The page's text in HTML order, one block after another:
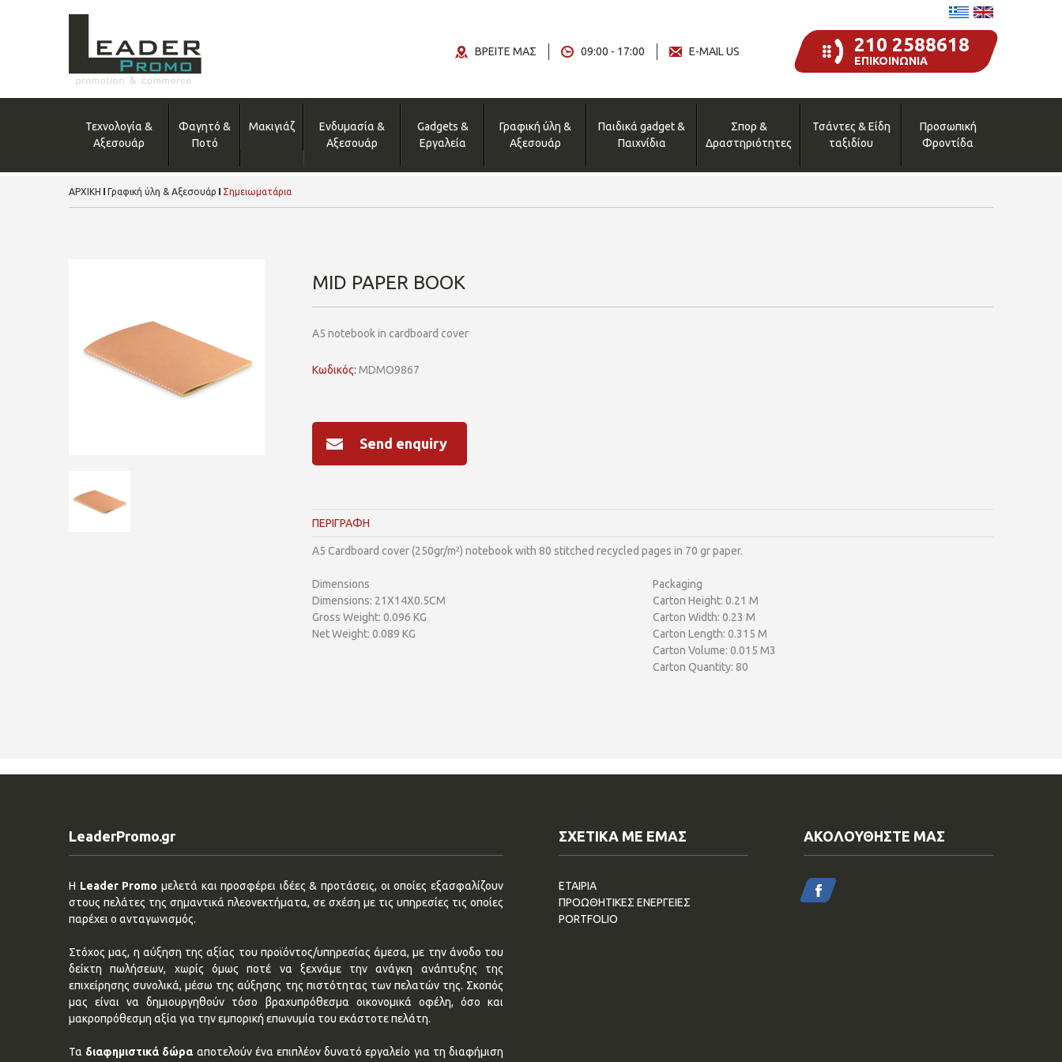
210 2588618
ΕΠΙΚΟΙΝΩΝΙΑ
E-MAIL US
09:00 - 17:00
ΒΡΕΙΤΕ ΜΑΣ
Τεχνολογία &
Αξεσουάρ
Φαγητό &
Ποτό
Μακιγιάζ
Ενδυμασία &
Αξεσουάρ
Gadgets &
Εργαλεία
Γραφική ύλη &
Αξεσουάρ
Παιδικά gadget &
Παιχνίδια
Σπορ &
Δραστηριότητες
Τσάντες & Είδη
ταξιδίου
Προσωπική
Φροντίδα
ΑΡΧΙΚΗ Γραφική ύλη & Αξεσουάρ Σημειωματάρια
MID PAPER BOOK
A5 notebook in cardboard cover
Κωδικός: MDMO9867
Send enquiry
ΠΕΡΙΓΡΑΦΗ
A5 Cardboard cover (250gr/m²) notebook with 80 stitched recycled pages in 70 gr paper.
Dimensions
Dimensions: 21X14X0.5CM
Gross Weight: 0.096 KG
Net Weight: 0.089 KG
Packaging
Carton Height: 0.21 M
Carton Width: 0.23 M
Carton Length: 0.315 M
Carton Volume: 0.015 M3
Carton Quantity: 80
LeaderPromo.gr
Η Leader Promo μελετά και προσφέρει ιδέες & προτάσεις, οι οποίες εξασφαλίζουν
στους πελάτες της σημαντικά πλεονεκτήματα, σε σχέση με τις υπηρεσίες τις οποίες
παρέχει ο ανταγωνισμός.
Στόχος μας, η αύξηση της αξίας του προϊόντος/υπηρεσίας άμεσα, με την άνοδο του
δείκτη πωλήσεων, χωρίς όμως ποτέ να ξεχνάμε την ανάγκη ανάπτυξης της
επιχείρησης συνολικά, μέσω της αύξησης της πιστότητας των πελατών της. Σκοπός
μας είναι να δημιουργηθούν τόσο βραχυπρόθεσμα οικονομικά οφέλη, όσο και
μακροπρόθεσμη αξία για την εμπορική επωνυμία του εκάστοτε πελάτη.
Τα διαφημιστικά δώρα αποτελούν ένα επιπλέον δυνατό εργαλείο για τη διαφήμιση
ΣΧΕΤΙΚΑ ΜΕ ΕΜΑΣ
ΕΤΑΙΡΙΑ
ΠΡΟΩΘΗΤΙΚΕΣ ΕΝΕΡΓΕΙΕΣ
PORTFOLIO
ΑΚΟΛΟΥΘΗΣΤΕ ΜΑΣ